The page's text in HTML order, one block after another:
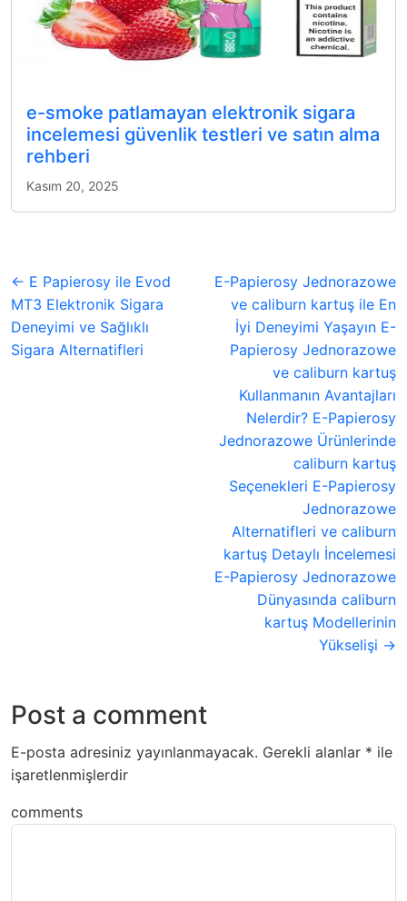
e-smoke patlamayan elektronik sigara
incelemesi güvenlik testleri ve satın alma
rehberi
Kasım 20, 2025
← E Papierosy ile Evod
MT3 Elektronik Sigara
Deneyimi ve Sağlıklı
Sigara Alternatifleri
E-Papierosy Jednorazowe
ve caliburn kartuş ile En
İyi Deneyimi Yaşayın E-
Papierosy Jednorazowe
ve caliburn kartuş
Kullanmanın Avantajları
Nelerdir? E-Papierosy
Jednorazowe Ürünlerinde
caliburn kartuş
Seçenekleri E-Papierosy
Jednorazowe
Alternatifleri ve caliburn
kartuş Detaylı İncelemesi
E-Papierosy Jednorazowe
Dünyasında caliburn
kartuş Modellerinin
Yükselişi →
Post a comment
E-posta adresiniz yayınlanmayacak. Gerekli alanlar * ile
işaretlenmişlerdir
comments